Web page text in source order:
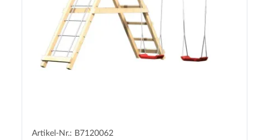
Artikel-Nr.: B7120062